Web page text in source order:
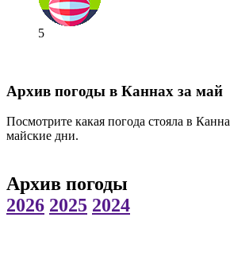
5
Архив погоды в Каннах за май
Посмотрите какая погода стояла в
майские дни.
Архив погоды
2026 2025 2024